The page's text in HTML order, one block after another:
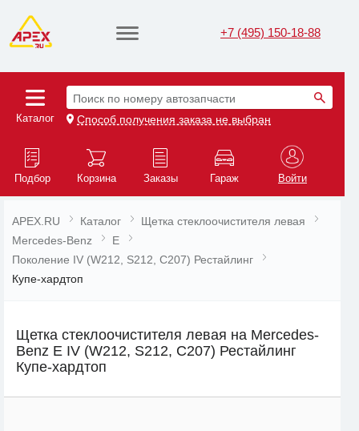
+7 (495) 150-18-88
Каталог
Поиск по номеру автозапчасти
Способ получения заказа не выбран
Подбор Корзина Заказы Гараж Войти
APEX.RU Каталог
Щетка стеклоочистителя левая
Mercedes-Benz
E
Поколение IV (W212, S212, C207) Рестайлинг
Купе-хардтоп
Щетка стеклоочистителя левая на Mercedes-
Benz E IV (W212, S212, C207) Рестайлинг
Купе-хардтоп